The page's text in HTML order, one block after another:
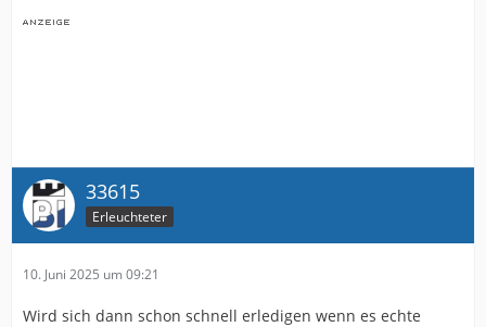
33615
Erleuchteter
10. Juni 2025 um 09:21
Wird sich dann schon schnell erledigen wenn es echte